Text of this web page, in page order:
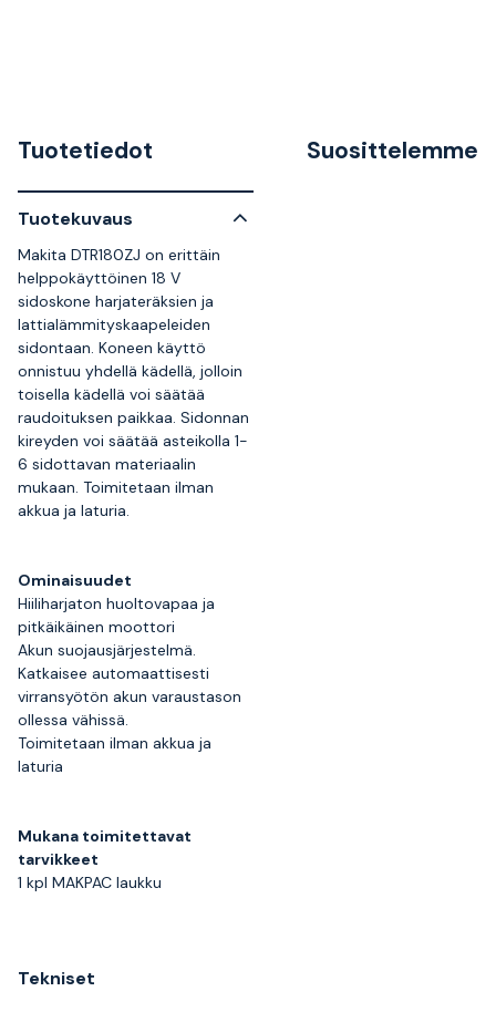
Tuotetiedot
Tuotekuvaus
Makita DTR180ZJ on erittäin
helppokäyttöinen 18 V
sidoskone harjateräksien ja
lattialämmityskaapeleiden
sidontaan. Koneen käyttö
onnistuu yhdellä kädellä, jolloin
toisella kädellä voi säätää
raudoituksen paikkaa. Sidonnan
kireyden voi säätää asteikolla 1-
6 sidottavan materiaalin
mukaan. Toimitetaan ilman
akkua ja laturia.
Ominaisuudet
Hiiliharjaton huoltovapaa ja
pitkäikäinen moottori
Akun suojausjärjestelmä.
Katkaisee automaattisesti
virransyötön akun varaustason
ollessa vähissä.
Toimitetaan ilman akkua ja
laturia
Mukana toimitettavat
tarvikkeet
1 kpl MAKPAC laukku
Tekniset
Suosittelemme